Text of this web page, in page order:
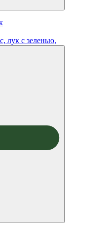
лук с зеленью,